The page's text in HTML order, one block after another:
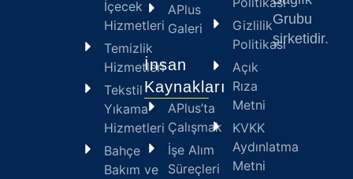
İçecek
Hizmetleri
Temizlik
Hizmetleri
Tekstil
Yıkama
Hizmetleri
Bahçe
Bakım ve
APlus
Galeri
İnsan
Kaynakları
APlus’ta
Çalışmak
İşe Alım
Süreçleri
Gizlilik
Politikası
Açık
Rıza
Metni
KVKK
Aydınlatma
Metni
Grubu
şirketidir.